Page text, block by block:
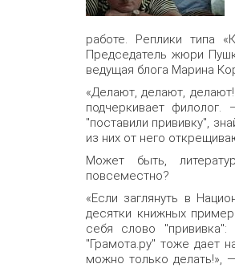
работе. Реплики типа
Председатель жюри
ведущая блога Марина
«Делают, делают,
подчеркивает
"поставили прививку",
из них от него
Может быть,
повсеместно?
«Если заглянуть в
десятки книжных
себя слово "прививка":
"Грамота.ру" тоже дает
можно только делать!»,